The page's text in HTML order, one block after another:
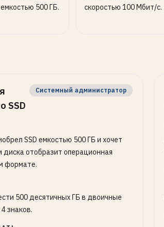
500 ГБ.
скоростью 100 Мбит/с.
SSD
Системный администратор
SSD емкостью 500 ГБ и хочет
диска отобразит операционная
формате.
500 десятичных ГБ в двоичные
знаков.